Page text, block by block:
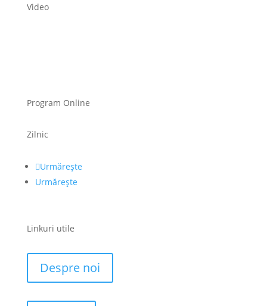
Video
Program Online
Zilnic
Urmărește
Urmărește
Linkuri utile
Despre noi